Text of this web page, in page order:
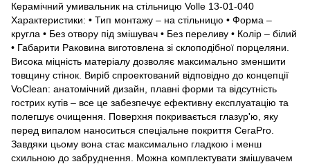
Керамічний умивальник на стільницю Volle 13-01-040
Характеристики: • Тип монтажу – на стільницю • Форма –
кругла • Без отвору під змішувач • Без переливу • Колір – білий
• Габарити Раковина виготовлена ​​зі склоподібної порцеляни.
Висока міцність матеріалу дозволяє максимально зменшити
товщину стінок. Виріб спроектований відповідно до концепції
VoClean: анатомічний дизайн, плавні форми та відсутність
гострих кутів – все це забезпечує ефективну експлуатацію та
полегшує очищення. Поверхня покривається глазур'ю, яку
перед випалом наноситься спеціальне покриття СeraPro.
Завдяки цьому вона стає максимально гладкою і менш
схильною до забруднення. Можна комплектувати змішувачем